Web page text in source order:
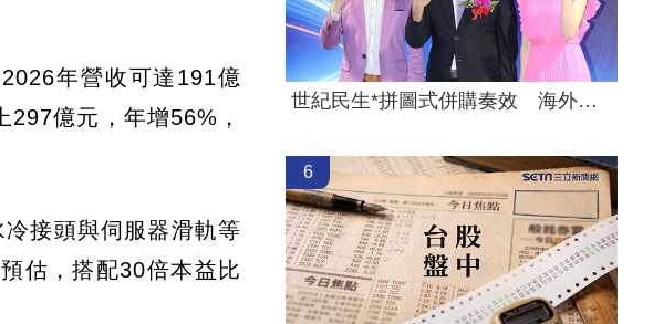
年營收可達191億
億元，年增56%，
接頭與伺服器滑軌等
估，搭配30倍本益比
世紀民生*拼圖式併購奏效 海外成長升溫
6